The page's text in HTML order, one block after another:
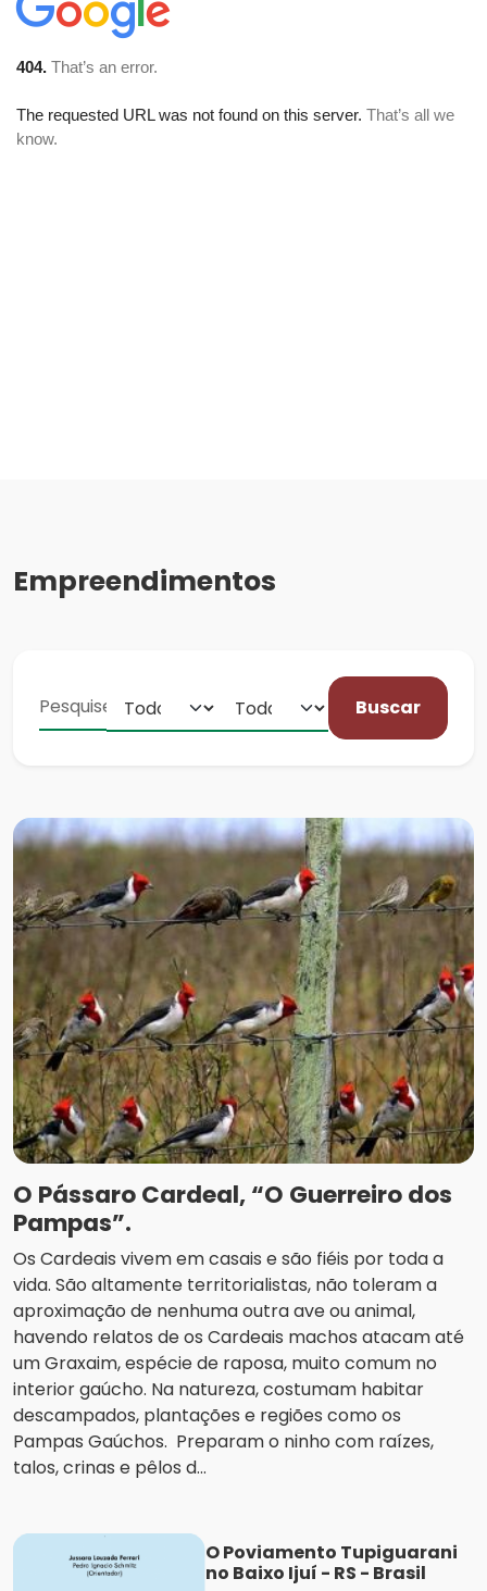
Empreendimentos
Buscar
O Pássaro Cardeal, “O Guerreiro dos
Pampas”.
Os Cardeais vivem em casais e são fiéis por toda a
vida. São altamente territorialistas, não toleram a
aproximação de nenhuma outra ave ou animal,
havendo relatos de os Cardeais machos atacam até
um Graxaim, espécie de raposa, muito comum no
interior gaúcho. Na natureza, costumam habitar
descampados, plantações e regiões como os
Pampas Gaúchos. Preparam o ninho com raízes,
talos, crinas e pêlos d...
O Poviamento Tupiguarani
no Baixo Ijuí - RS - Brasil